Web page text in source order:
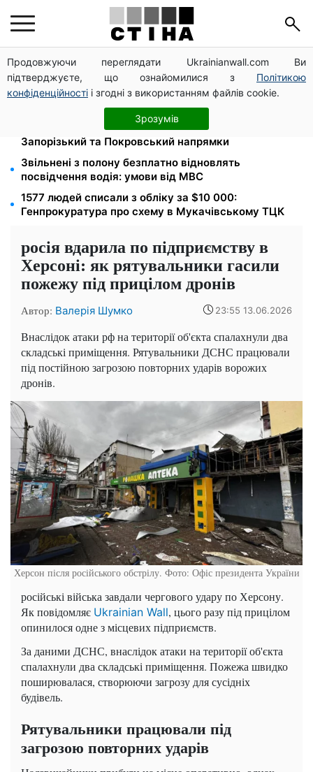
Продовжуючи переглядати Ukrainianwall.com Ви
підтверджуєте, що ознайомилися з Політикою
конфіденційності і згодні з використанням файлів cookie.
Зрозумів
Новий знак на центральній вулиці: водіям
вантажівок заборонили зупинку — штраф до 680
грн
Мавіки, зарядні станції та апарати для реанімації:
Християнський корпус передав вантаж на
Запорізький та Покровський напрямки
Звільнені з полону безплатно відновлять
посвідчення водія: умови від МВС
1577 людей списали з обліку за $10 000:
Генпрокуратура про схему в Мукачівському ТЦК
росія вдарила по підприємству в
Херсоні: як рятувальники гасили
пожежу під прицілом дронів
Автор: Валерія Шумко 23:55 13.06.2026
Внаслідок атаки рф на території об'єкта спалахнули два
складські приміщення. Рятувальники ДСНС працювали
під постійною загрозою повторних ударів ворожих
дронів.
Херсон після російського обстрілу. Фото: Офіс президента України
російські війська завдали чергового удару по Херсону.
Як повідомляє Ukrainian Wall, цього разу під прицілом
опинилося одне з місцевих підприємств.
За даними ДСНС, внаслідок атаки на території об'єкта
спалахнули два складські приміщення. Пожежа швидко
поширювалася, створюючи загрозу для сусідніх
будівель.
Рятувальники працювали під
загрозою повторних ударів